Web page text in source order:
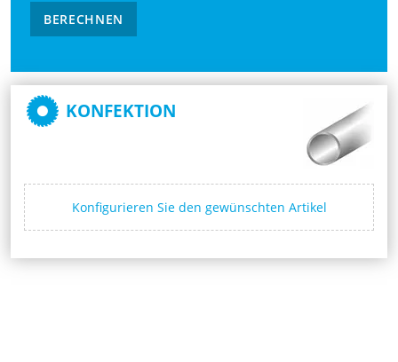
BERECHNEN
KONFEKTION
Konfigurieren Sie den gewünschten Artikel